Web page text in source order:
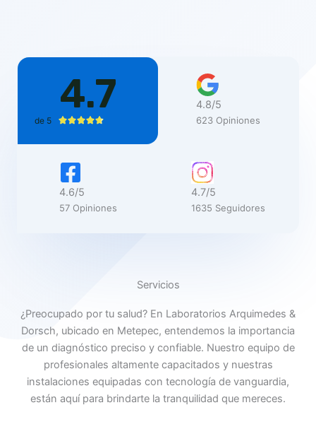
4.7
de 5 V
l
o
5
4.8/5
623 Opiniones
4.6/5
57 Opiniones
4.7/5
1635 Seguidores
Servicios
¿Preocupado por tu salud? En Laboratorios Arquimedes &
Dorsch, ubicado en Metepec, entendemos la importancia
de un diagnóstico preciso y confiable. Nuestro equipo de
profesionales altamente capacitados y nuestras
instalaciones equipadas con tecnología de vanguardia,
están aquí para brindarte la tranquilidad que mereces.